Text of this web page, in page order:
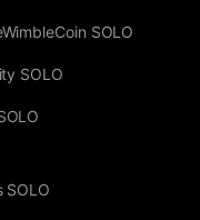
SOLO
SOLO
SOLO